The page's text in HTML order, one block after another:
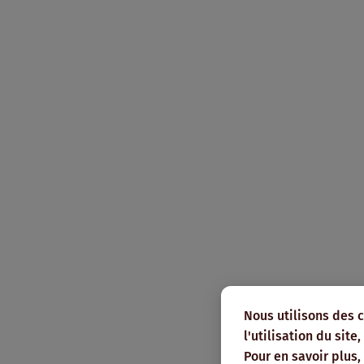
Nous utilisons des
l'utilisation du site,
Pour en savoir